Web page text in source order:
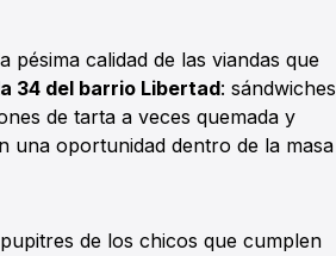
pésima calidad de las viandas que
34 del barrio Libertad: sándwiches
de tarta a veces quemada y
una oportunidad dentro de la masa
de los chicos que cumplen